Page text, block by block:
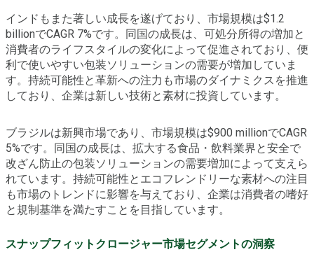
インドもまた著しい成長を遂げており、市場規模は$1.2
billionでCAGR 7%です。同国の成長は、可処分所得の増加と
消費者のライフスタイルの変化によって促進されており、便
利で使いやすい包装ソリューションの需要が増加していま
す。持続可能性と革新への注力も市場のダイナミクスを推進
しており、企業は新しい技術と素材に投資しています。
ブラジルは新興市場であり、市場規模は$900 millionでCAGR
5%です。同国の成長は、拡大する食品・飲料業界と安全で
改ざん防止の包装ソリューションの需要増加によって支えら
れています。持続可能性とエコフレンドリーな素材への注目
も市場のトレンドに影響を与えており、企業は消費者の嗜好
と規制基準を満たすことを目指しています。
スナップフィットクロージャー市場セグメントの洞察